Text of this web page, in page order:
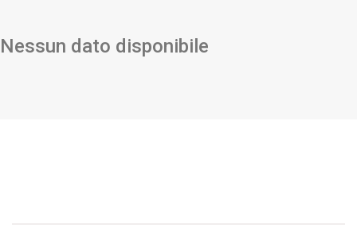
Nessun dato disponibile